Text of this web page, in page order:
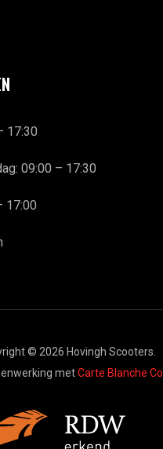
17:30
09:00 – 17:30
17:00
© 2026 Hovingh Scooters.
metCarte Blanche Co.